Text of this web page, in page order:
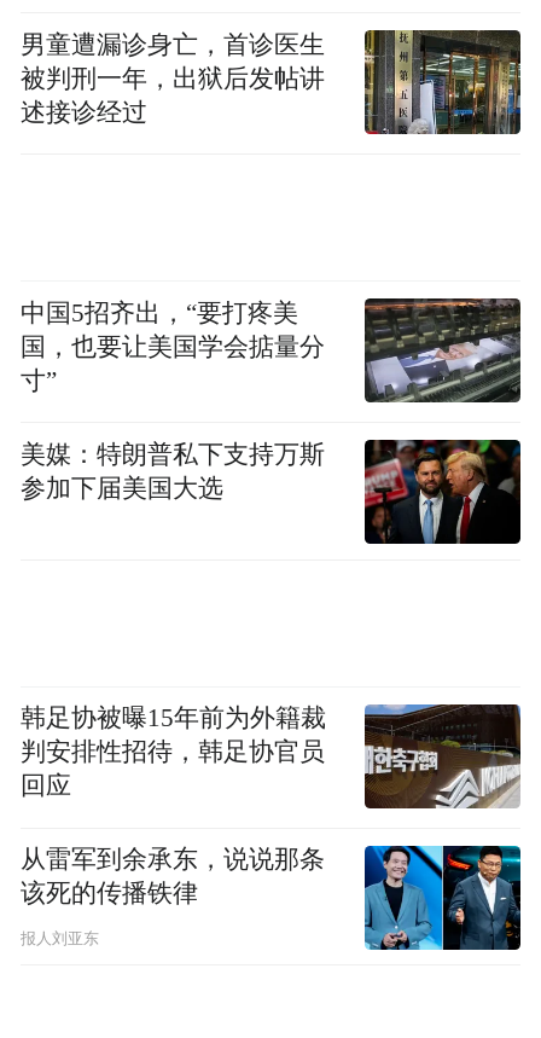
男童遭漏诊身亡，首诊医生
被判刑一年，出狱后发帖讲
述接诊经过
中国5招齐出，“要打疼美
国，也要让美国学会掂量分
寸”
美媒：特朗普私下支持万斯
参加下届美国大选
韩足协被曝15年前为外籍裁
判安排性招待，韩足协官员
回应
从雷军到余承东，说说那条
该死的传播铁律
报人刘亚东